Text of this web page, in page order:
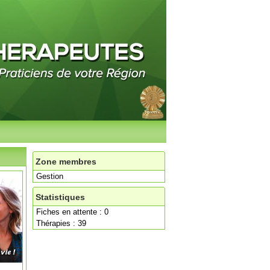
Zone membres
Gestion
Statistiques
Fiches en attente : 0
Thérapies : 39